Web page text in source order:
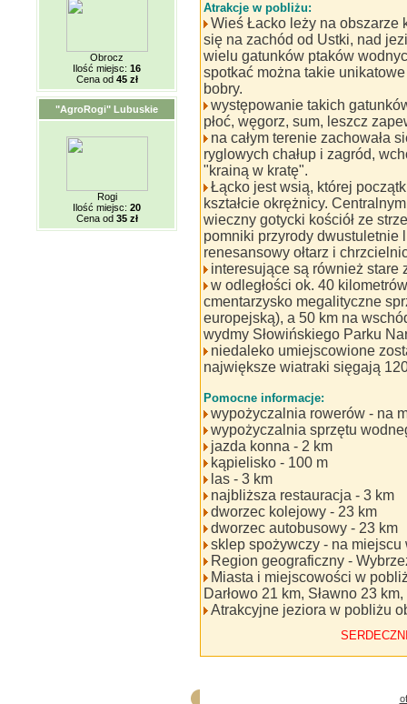
Obrocz
Ilość miejsc: 16
Cena od 45 zł
"AgroRogi" Lubuskie
Rogi
Ilość miejsc: 20
Cena od 35 zł
Atrakcje w pobliżu:
Wieś Łacko leży na obszarze
się na zachód od Ustki, nad
wielu gatunków ptaków
spotkać można takie
bobry.
występowanie takich
płoć, węgorz, sum, leszcz
na całym terenie zachowała
ryglowych chałup i zagród,
"krainą w kratę".
Łącko jest wsią, której
kształcie okrężnicy.
wieczny gotycki kościół ze
pomniki przyrody dwustuletnie
renesansowy ołtarz i
interesujące są również stare
w odległości ok. 40
cmentarzysko megalityczne
europejską), a 50 km na
wydmy Słowińskiego Parku
niedaleko umiejscowione
największe wiatraki sięgają
Pomocne informacje:
wypożyczalnia rowerów - na
wypożyczalnia sprzętu
jazda konna - 2 km
kąpielisko - 100 m
las - 3 km
najbliższa restauracja - 3 km
dworzec kolejowy - 23 km
dworzec autobusowy - 23 km
sklep spożywczy - na miejscu
Region geograficzny -
Miasta i miejscowości w
Darłowo 21 km, Sławno 23
Atrakcyjne jeziora w pobliżu